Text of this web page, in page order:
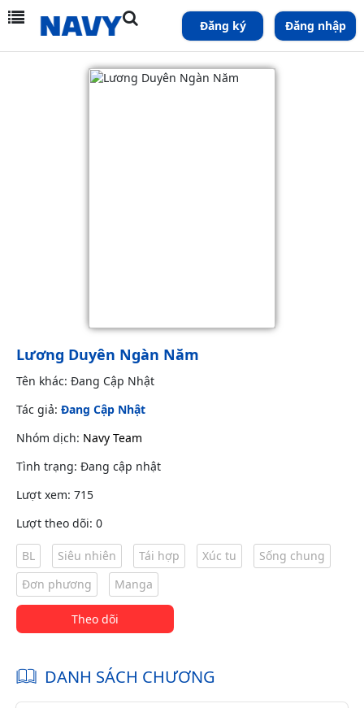
Đăng ký Đăng nhập
Lương Duyên Ngàn Năm
Tên khác: Đang Cập Nhật
Tác giả: Đang Cập Nhật
Nhóm dịch: Navy Team
Tình trạng: Đang cập nhật
Lượt xem: 715
Lượt theo dõi: 0
BL Siêu nhiên Tái hợp Xúc tu
Sống chung
Đơn phương
Manga
Theo dõi
DANH SÁCH CHƯƠNG